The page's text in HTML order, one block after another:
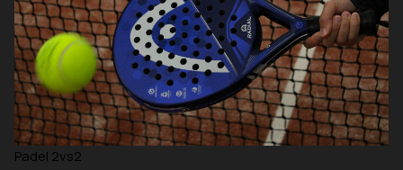
Padel 2vs2